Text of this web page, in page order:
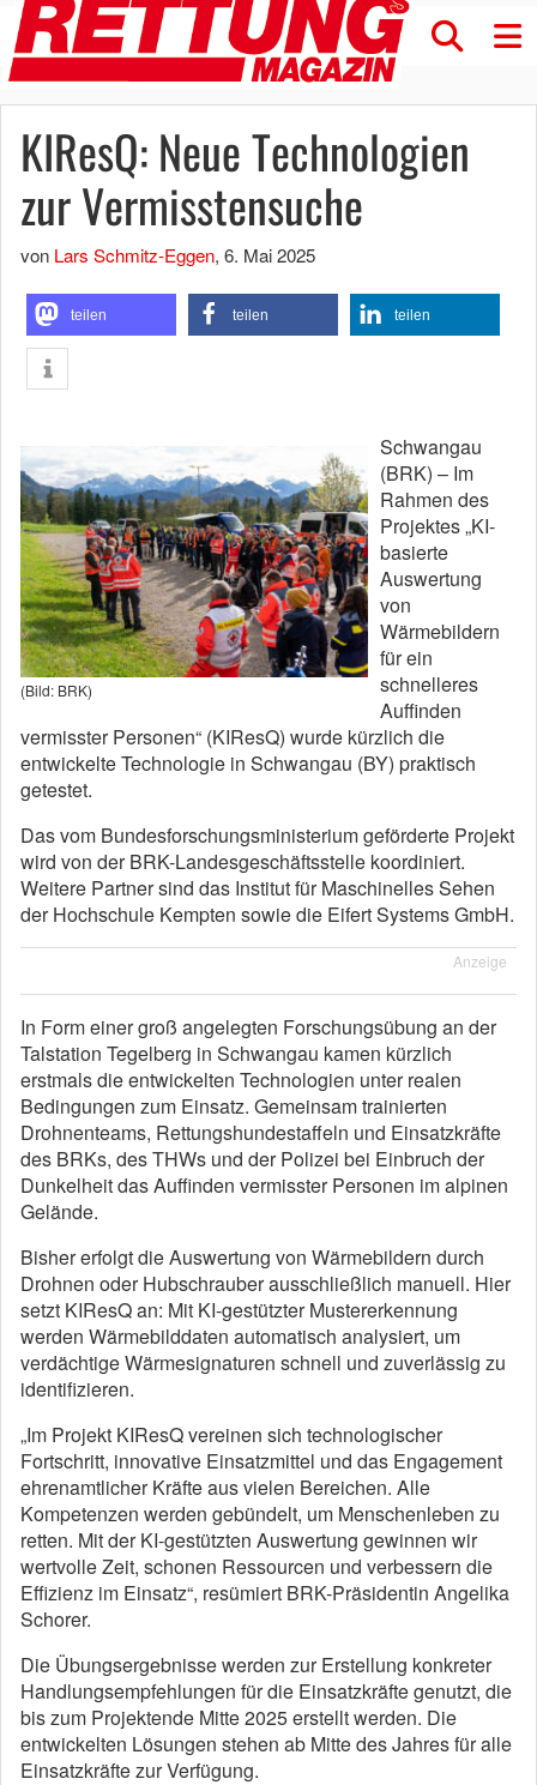
KIResQ: Neue Technologien
zur Vermisstensuche
von Lars Schmitz-Eggen, 6. Mai 2025
teilen teilen teilen
(Bild: BRK)
Schwangau
(BRK) – Im
Rahmen des
Projektes „KI-
basierte
Auswertung
von
Wärmebildern
für ein
schnelleres
Auffinden
vermisster Personen“ (KIResQ) wurde kürzlich die
entwickelte Technologie in Schwangau (BY) praktisch
getestet.
Das vom Bundesforschungsministerium geförderte Projekt
wird von der BRK-Landesgeschäftsstelle koordiniert.
Weitere Partner sind das Institut für Maschinelles Sehen
der Hochschule Kempten sowie die Eifert Systems GmbH.
Anzeige
In Form einer groß angelegten Forschungsübung an der
Talstation Tegelberg in Schwangau kamen kürzlich
erstmals die entwickelten Technologien unter realen
Bedingungen zum Einsatz. Gemeinsam trainierten
Drohnenteams, Rettungshundestaffeln und Einsatzkräfte
des BRKs, des THWs und der Polizei bei Einbruch der
Dunkelheit das Auffinden vermisster Personen im alpinen
Gelände.
Bisher erfolgt die Auswertung von Wärmebildern durch
Drohnen oder Hubschrauber ausschließlich manuell. Hier
setzt KIResQ an: Mit KI-gestützter Mustererkennung
werden Wärmebilddaten automatisch analysiert, um
verdächtige Wärmesignaturen schnell und zuverlässig zu
identifizieren.
„Im Projekt KIResQ vereinen sich technologischer
Fortschritt, innovative Einsatzmittel und das Engagement
ehrenamtlicher Kräfte aus vielen Bereichen. Alle
Kompetenzen werden gebündelt, um Menschenleben zu
retten. Mit der KI-gestützten Auswertung gewinnen wir
wertvolle Zeit, schonen Ressourcen und verbessern die
Effizienz im Einsatz“, resümiert BRK-Präsidentin Angelika
Schorer.
Die Übungsergebnisse werden zur Erstellung konkreter
Handlungsempfehlungen für die Einsatzkräfte genutzt, die
bis zum Projektende Mitte 2025 erstellt werden. Die
entwickelten Lösungen stehen ab Mitte des Jahres für alle
Einsatzkräfte zur Verfügung.